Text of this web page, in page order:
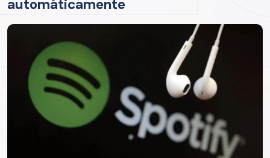
automáticamente